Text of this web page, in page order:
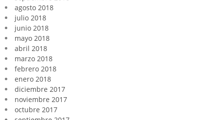
agosto 2018
julio 2018
junio 2018
mayo 2018
abril 2018
marzo 2018
febrero 2018
enero 2018
diciembre 2017
noviembre 2017
octubre 2017